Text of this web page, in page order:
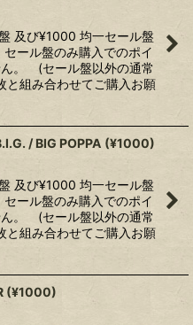
及び¥1000 均一セール盤
ール盤のみ購入でのポイ
ん。 (セール盤以外の通常
と組み合わせてご購入お願
/ BIG POPPA (¥1000)
及び¥1000 均一セール盤
ール盤のみ購入でのポイ
ん。 (セール盤以外の通常
と組み合わせてご購入お願
(¥1000)